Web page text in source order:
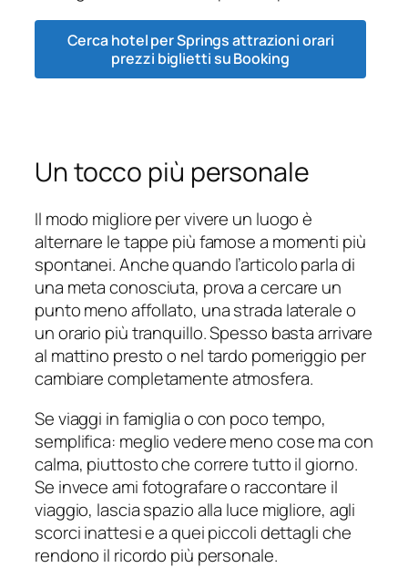
Cerca hotel per Springs attrazioni orari
prezzi biglietti su Booking
Un tocco più personale
Il modo migliore per vivere un luogo è
alternare le tappe più famose a momenti più
spontanei. Anche quando l’articolo parla di
una meta conosciuta, prova a cercare un
punto meno affollato, una strada laterale o
un orario più tranquillo. Spesso basta arrivare
al mattino presto o nel tardo pomeriggio per
cambiare completamente atmosfera.
Se viaggi in famiglia o con poco tempo,
semplifica: meglio vedere meno cose ma con
calma, piuttosto che correre tutto il giorno.
Se invece ami fotografare o raccontare il
viaggio, lascia spazio alla luce migliore, agli
scorci inattesi e a quei piccoli dettagli che
rendono il ricordo più personale.